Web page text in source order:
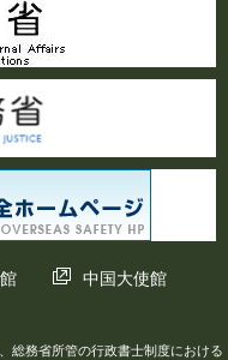
中国大使館
総務省所管の行政書士制度における